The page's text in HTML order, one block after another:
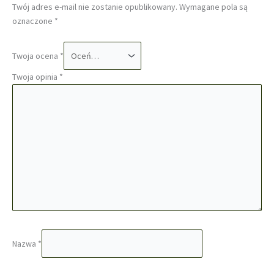
Twój adres e-mail nie zostanie opublikowany. Wymagane pola są
oznaczone *
Twoja ocena *
Twoja opinia *
Nazwa *